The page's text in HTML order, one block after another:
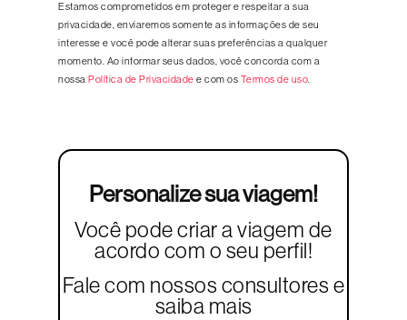
Estamos comprometidos em proteger e respeitar a sua
privacidade, enviaremos somente as informações de seu
interesse e você pode alterar suas preferências a qualquer
momento. Ao informar seus dados, você concorda com a
nossa Política de Privacidade e com os Termos de uso
Personalize sua viagem!
Você pode criar a viagem de
acordo com o seu perfil!
Fale com nossos consultores e
saiba mais